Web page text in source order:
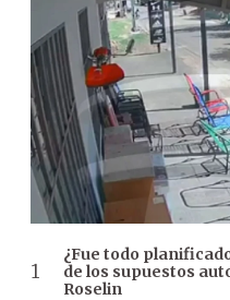
¿Fue todo
de los supuestos
Roselin